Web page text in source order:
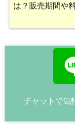
は？販売期間や
チャットで気